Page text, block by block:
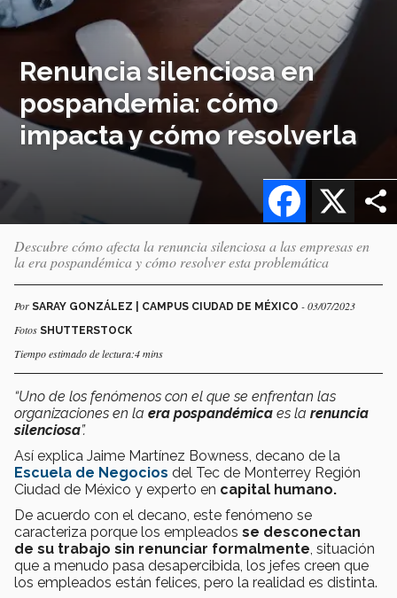
Renuncia silenciosa en
pospandemia: cómo
impacta y cómo resolverla
X
Facebook
Descubre cómo afecta la renuncia silenciosa a las empresas en
la era pospandémica y cómo resolver esta problemática
Por SARAY GONZÁLEZ | CAMPUS CIUDAD DE MÉXICO - 03/07/2023
Fotos SHUTTERSTOCK
Tiempo estimado de lectura:4 mins
“Uno de los fenómenos con el que se enfrentan las
organizaciones en la era pospandémica es la renuncia
silenciosa”.
Así explica Jaime Martínez Bowness, decano de la
Escuela de Negocios del Tec de Monterrey Región
Ciudad de México y experto en capital humano.
De acuerdo con el decano, este fenómeno se
caracteriza porque los empleados se desconectan
de su trabajo sin renunciar formalmente , situación
que a menudo pasa desapercibida, los jefes creen que
los empleados están felices, pero la realidad es distinta.